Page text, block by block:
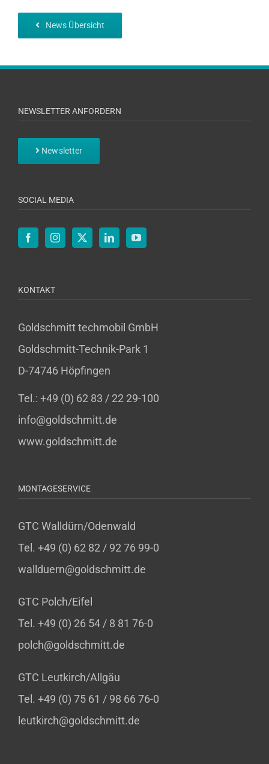
News Übersicht
NEWSLETTER ANFORDERN
Newsletter
SOCIAL MEDIA
KONTAKT
Goldschmitt techmobil GmbH
Goldschmitt-Technik-Park 1
D-74746 Höpfingen
Tel.: +49 (0) 62 83 / 22 29-100
info@goldschmitt.de
www.goldschmitt.de
MONTAGESERVICE
GTC Walldürn/Odenwald
Tel. +49 (0) 62 82 / 92 76 99-0
wallduern@goldschmitt.de
GTC Polch/Eifel
Tel. +49 (0) 26 54 / 8 81 76-0
polch@goldschmitt.de
GTC Leutkirch/Allgäu
Tel. +49 (0) 75 61 / 98 66 76-0
leutkirch@goldschmitt.de